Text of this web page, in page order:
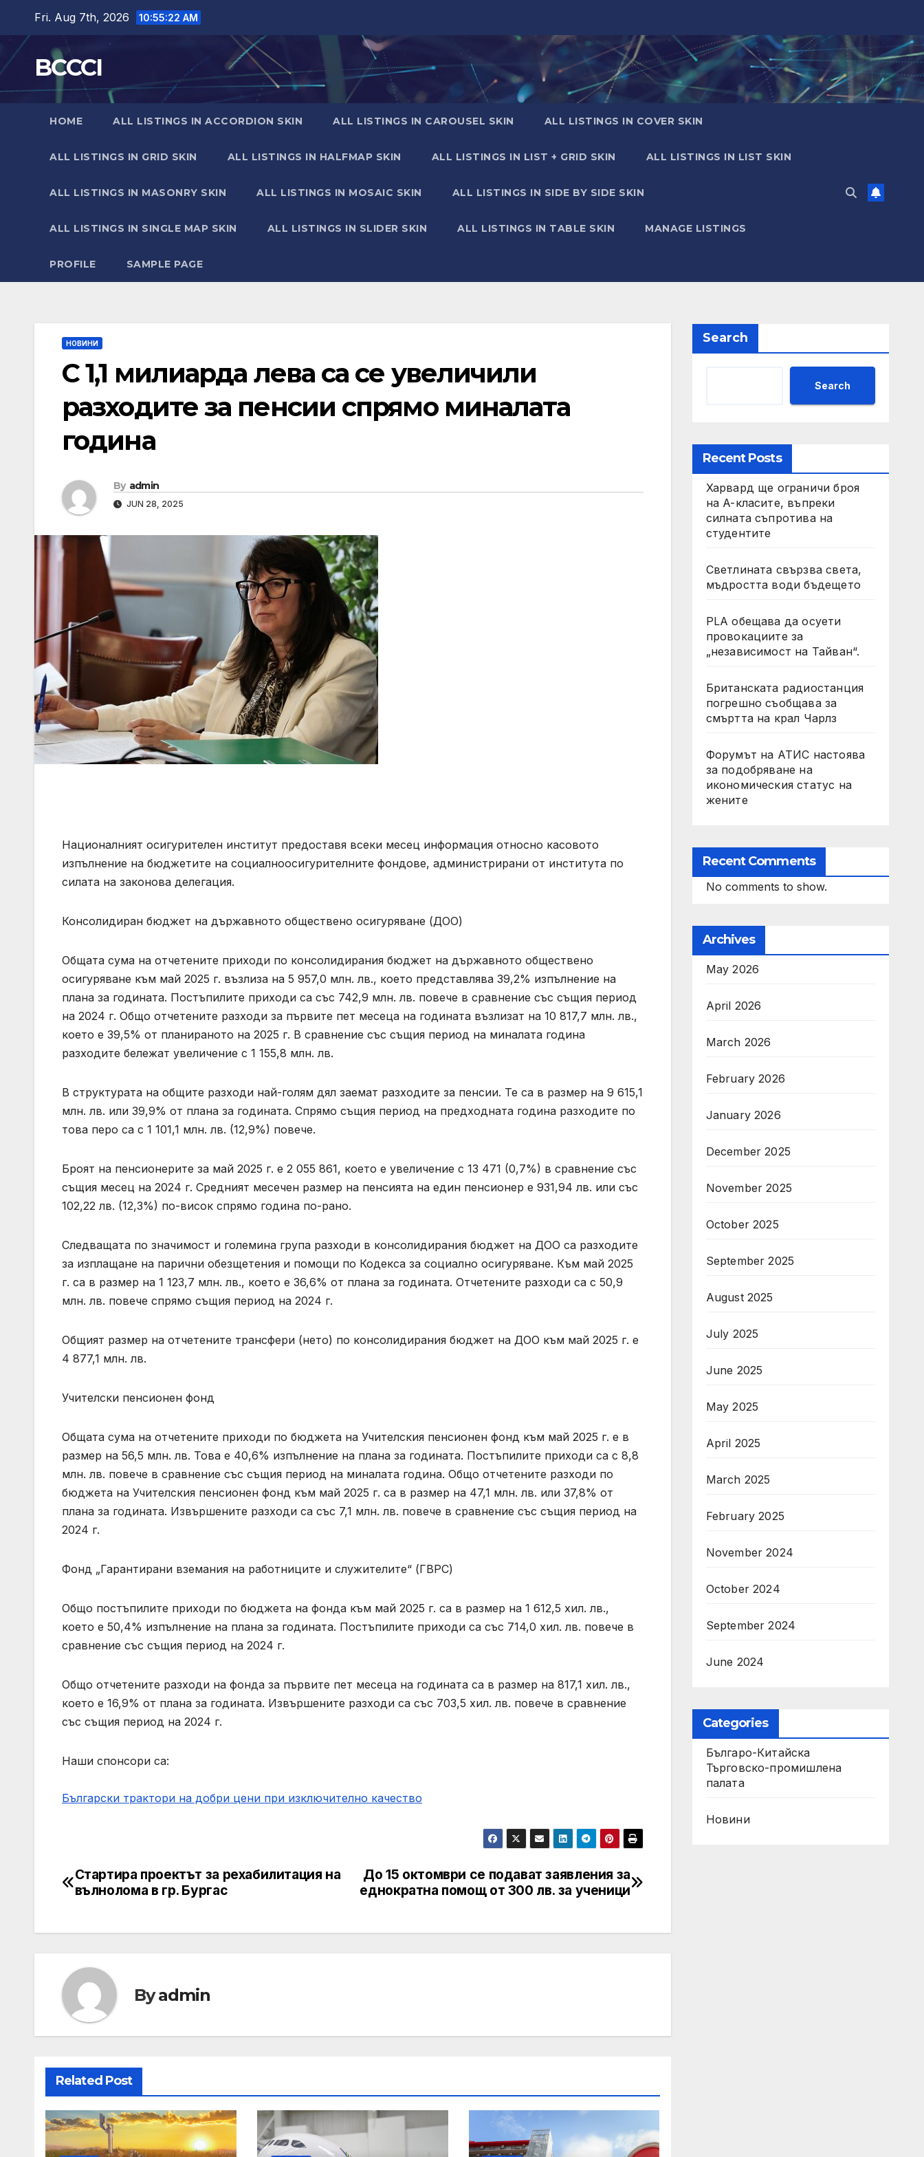
content
Fri. Aug 7th, 2026 10:55:24 AM
BCCCI
HOME ALL LISTINGS IN ACCORDION SKIN ALL LISTINGS IN CAROUSEL SKIN ALL LISTINGS IN COVER SKIN
ALL LISTINGS IN GRID SKIN ALL LISTINGS IN HALFMAP SKIN ALL LISTINGS IN LIST + GRID SKIN ALL LISTINGS IN LIST SKIN
ALL LISTINGS IN MASONRY SKIN ALL LISTINGS IN MOSAIC SKIN ALL LISTINGS IN SIDE BY SIDE SKIN
ALL LISTINGS IN SINGLE MAP SKIN ALL LISTINGS IN SLIDER SKIN ALL LISTINGS IN TABLE SKIN MANAGE LISTINGS
PROFILE SAMPLE PAGE
НОВИНИ
С 1,1 милиарда лева са се увеличили
разходите за пенсии спрямо миналата
година
By admin
JUN 28, 2025
Националният осигурителен институт предоставя всеки месец информация относно касовото
изпълнение на бюджетите на социалноосигурителните фондове, администрирани от института по
силата на законова делегация.
Консолидиран бюджет на държавното обществено осигуряване (ДОО)
Общата сума на отчетените приходи по консолидирания бюджет на държавното обществено
осигуряване към май 2025 г. възлиза на 5 957,0 млн. лв., което представлява 39,2% изпълнение на
плана за годината. Постъпилите приходи са със 742,9 млн. лв. повече в сравнение със същия период
на 2024 г. Общо отчетените разходи за първите пет месеца на годината възлизат на 10 817,7 млн. лв.,
което е 39,5% от планираното на 2025 г. В сравнение със същия период на миналата година
разходите бележат увеличение с 1 155,8 млн. лв.
В структурата на общите разходи най-голям дял заемат разходите за пенсии. Те са в размер на 9 615,1
млн. лв. или 39,9% от плана за годината. Спрямо същия период на предходната година разходите по
това перо са с 1 101,1 млн. лв. (12,9%) повече.
Броят на пенсионерите за май 2025 г. е 2 055 861, което е увеличение с 13 471 (0,7%) в сравнение със
същия месец на 2024 г. Средният месечен размер на пенсията на един пенсионер е 931,94 лв. или със
102,22 лв. (12,3%) по-висок спрямо година по-рано.
Следващата по значимост и големина група разходи в консолидирания бюджет на ДОО са разходите
за изплащане на парични обезщетения и помощи по Кодекса за социално осигуряване. Към май 2025
г. са в размер на 1 123,7 млн. лв., което е 36,6% от плана за годината. Отчетените разходи са с 50,9
млн. лв. повече спрямо същия период на 2024 г.
Общият размер на отчетените трансфери (нето) по консолидирания бюджет на ДОО към май 2025 г. е
4 877,1 млн. лв.
Учителски пенсионен фонд
Общата сума на отчетените приходи по бюджета на Учителския пенсионен фонд към май 2025 г. е в
размер на 56,5 млн. лв. Това е 40,6% изпълнение на плана за годината. Постъпилите приходи са с 8,8
млн. лв. повече в сравнение със същия период на миналата година. Общо отчетените разходи по
бюджета на Учителския пенсионен фонд към май 2025 г. са в размер на 47,1 млн. лв. или 37,8% от
плана за годината. Извършените разходи са със 7,1 млн. лв. повече в сравнение със същия период на
2024 г.
Фонд „Гарантирани вземания на работниците и служителите“ (ГВРС)
Общо постъпилите приходи по бюджета на фонда към май 2025 г. са в размер на 1 612,5 хил. лв.,
което е 50,4% изпълнение на плана за годината. Постъпилите приходи са със 714,0 хил. лв. повече в
сравнение със същия период на 2024 г.
Общо отчетените разходи на фонда за първите пет месеца на годината са в размер на 817,1 хил. лв.,
което е 16,9% от плана за годината. Извършените разходи са със 703,5 хил. лв. повече в сравнение
със същия период на 2024 г.
Наши спонсори са:
Български трактори на добри цени при изключително качество
Post
До 15 октомври се подават заявления за
еднократна помощ от 300 лв. за ученици
Стартира проектът за рехабилитация на
вълнолома в гр. Бургас
Byadmin
Related Post
Search
Search
Recent Posts
Харвард ще ограничи броя
на A-класите, въпреки
силната съпротива на
студентите
Светлината свързва света,
мъдростта води бъдещето
PLA обещава да осуети
провокациите за
„независимост на Тайван“.
Британската радиостанция
погрешно съобщава за
смъртта на крал Чарлз
Форумът на АТИС настоява
за подобряване на
икономическия статус на
жените
Recent Comments
No comments to show.
Archives
May 2026
April 2026
March 2026
February 2026
January 2026
December 2025
November 2025
October 2025
September 2025
August 2025
July 2025
June 2025
May 2025
April 2025
March 2025
February 2025
November 2024
October 2024
September 2024
June 2024
Categories
Българо-Китайска
Търговско-промишлена
палaта
Новини